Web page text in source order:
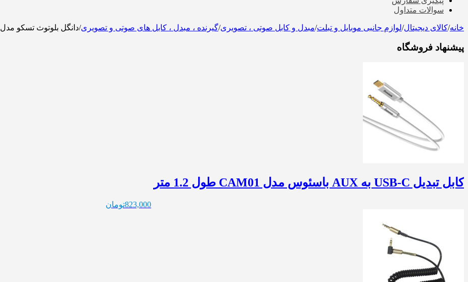
سوالات متداول
خانه/کالای دیجیتال/لوازم جانبی موبایل و تبلت/مبدل و کابل صوتی ، تصویری/گیرنده ، مبدل ، کابل های صوتی و تصویری/دانگل بلوتوث تسکو مدل BT 102
پیشنهاد فروشگاه
کابل تبدیل USB-C به AUX باسئوس مدل CAM01 طول 1.2 متر
823,000تومان